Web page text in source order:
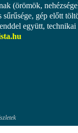
(örömök,
sűrűsége, gép előtt
együtt, technikai